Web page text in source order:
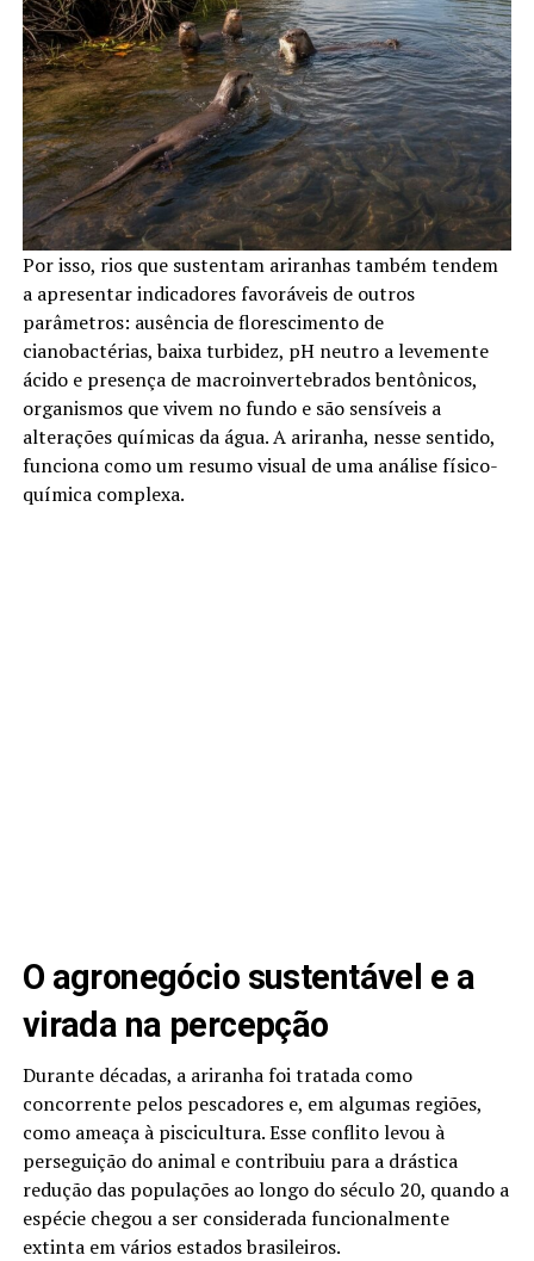
Por isso, rios que sustentam ariranhas também tendem
a apresentar indicadores favoráveis de outros
parâmetros: ausência de florescimento de
cianobactérias, baixa turbidez, pH neutro a levemente
ácido e presença de macroinvertebrados bentônicos,
organismos que vivem no fundo e são sensíveis a
alterações químicas da água. A ariranha, nesse sentido,
funciona como um resumo visual de uma análise físico-
química complexa.
O agronegócio sustentável e a
virada na percepção
Durante décadas, a ariranha foi tratada como
concorrente pelos pescadores e, em algumas regiões,
como ameaça à piscicultura. Esse conflito levou à
perseguição do animal e contribuiu para a drástica
redução das populações ao longo do século 20, quando a
espécie chegou a ser considerada funcionalmente
extinta em vários estados brasileiros.